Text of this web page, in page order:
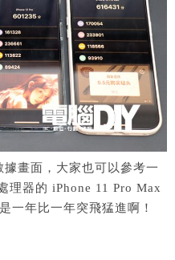
畫面，大家也可以參考一
理器的 iPhone 11 Pro Max
一年比一年突飛猛進啊！